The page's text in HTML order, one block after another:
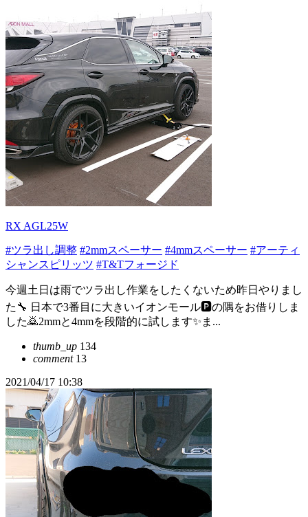
RX AGL25W
#ツラ出し調整 #2mmスペーサー #4mmスペーサー #アーティ
シャンスピリッツ #T&Tフォージド
今週土日は雨でツラ出し作業をしたくないため昨日やりまし
た🔧 日本で3番目に大きいイオンモール🅿️の隅をお借りしま
した🙇2mmと4mmを段階的に試します✨ま...
thumb_up 134
comment13
2021/04/17 10:38